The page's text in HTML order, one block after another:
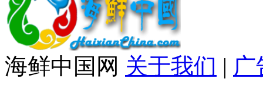
海鲜中国网 关于我们 | 广